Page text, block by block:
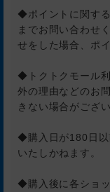
◆ポイントに関す
までお問い合わせ
せをした場合、ポ
◆トクトクモール
外の理由などのお
きない場合がござ
◆購入日が180日以
いたしかねます。
◆購入後に各ショ